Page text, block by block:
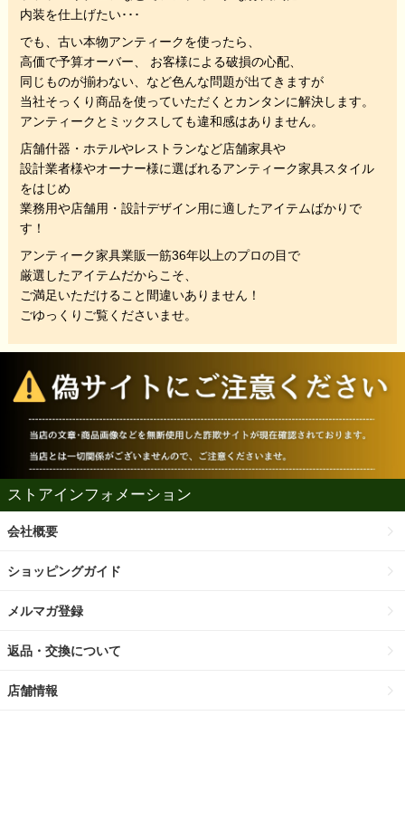
内装を仕上げたい･･･
でも、 古い本物アンティークを使ったら、
高価で予算オーバー、 お客様による破損の心配、
同じものが揃わない、 など色んな問題が出てきますが
当社そっくり商品を使っていただくと カンタンに解決します。
アンティークとミックスしても違和感はありません。
店舗什器・ホテルやレストランなど店舗家具や
設計業者様やオーナー様に選ばれるアンティーク家具スタイル
をはじめ
業務用や店舗用・設計デザイン用に適したアイテムばかりで
す！
アンティーク家具業販一筋36年以上のプロの目で
厳選したアイテムだからこそ、
ご満足いただけること間違いありません！
ごゆっくりご覧くださいませ。
ストアインフォメーション
会社概要
ショッピングガイド
メルマガ登録
返品・交換について
店舗情報